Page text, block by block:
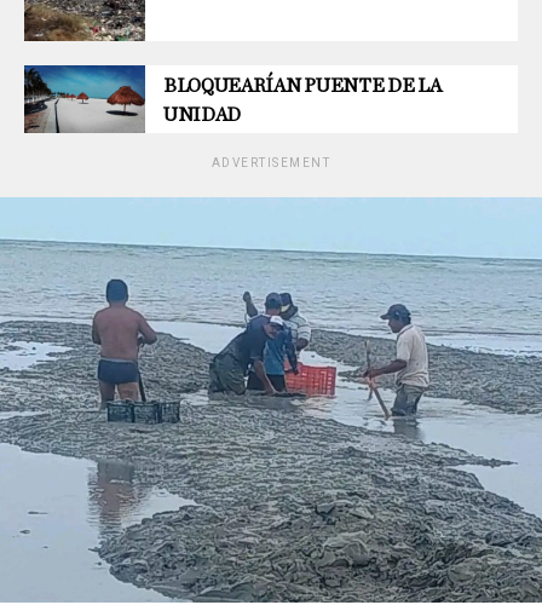
BLOQUEARÍAN PUENTE DE LA
UNIDAD
ADVERTISEMENT